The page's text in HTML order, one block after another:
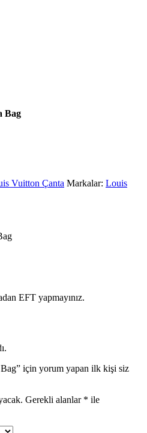
Bag
Vuitton Çanta Markalar: Louis
EFT yapmayınız.
için yorum yapan ilk kişi siz
Gerekli alanlar * ile